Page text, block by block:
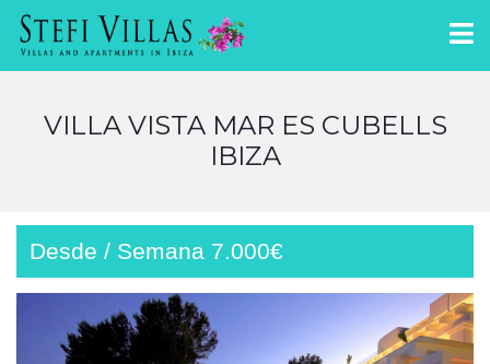
VILLA VISTA MAR ES CUBELLS
IBIZA
Desde / Semana 7.000€